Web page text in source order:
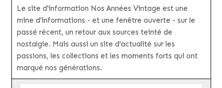
Le site d'information Nos Années Vintage est une
mine d'informations - et une fenêtre ouverte - sur le
passé récent, un retour aux sources teinté de
nostalgie. Mais aussi un site d'actualité sur les
passions, les collections et les moments forts qui ont
marqué nos générations.